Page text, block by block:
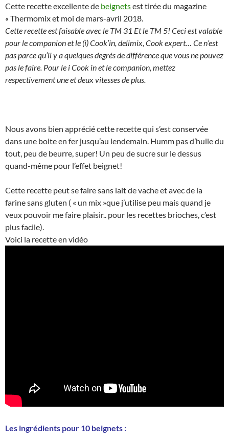
Cette recette excellente de beignetsest tirée du magazine
« Thermomix et moi de mars-avril 2018.
Cette recette est faisable avec le TM 31 Et le TM 5! Ceci est valable
pour le companion et le (i) Cook’in, delimix, Cook expert… Ce n’est
pas parce qu’il y a quelques degrés de différence que vous ne pouvez
pas le faire. Pour le i Cook in et le companion, mettez
respectivement une et deux vitesses de plus.
Nous avons bien apprécié cette recette qui s’est conservée
dans une boite en fer jusqu’au lendemain. Humm pas d’huile du
tout, peu de beurre, super! Un peu de sucre sur le dessus
quand-même pour l’effet beignet!
Cette recette peut se faire sans lait de vache et avec de la
farine sans gluten ( « un mix »que j’utilise peu mais quand je
veux pouvoir me faire plaisir.. pour les recettes brioches, c’est
plus facile).
Voici la recette en vidéo
Les ingrédients pour 10 beignets :